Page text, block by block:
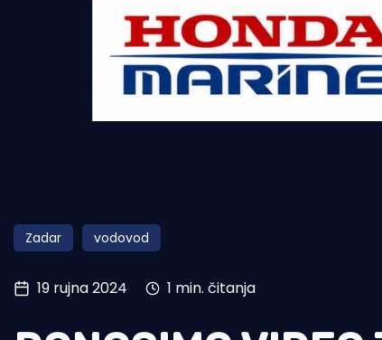
Morski plus
Pomorstvo
Ribolov
Zadar vodovod
19 rujna 2024 1 min. čitanja